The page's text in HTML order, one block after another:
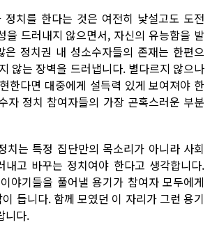
정치를 한다는 것은 여전히 낯설고도 도전
을 드러내지 않으면서, 자신의 유능함을 발
은 정치권 내 성소수자들의 존재는 한편으
않는 장벽을 드러냅니다. 별다르지 않으나
한다면 대중에게 설득력 있게 보여져야 한
자 정치 참여자들의 가장 곤혹스러운 부분
치는 특정 집단만의 목소리가 아니라 사회
내고 바꾸는 정치여야 한다고 생각합니다.
야기들을 풀어낼 용기가 참여자 모두에게
듭니다. 함께 모였던 이 자리가 그런 용기
니다.